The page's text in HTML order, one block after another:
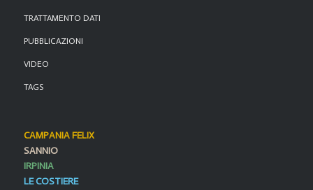
TRATTAMENTO DATI
PUBBLICAZIONI
VIDEO
TAGS
CAMPANIA FELIX
SANNIO
IRPINIA
LE COSTIERE